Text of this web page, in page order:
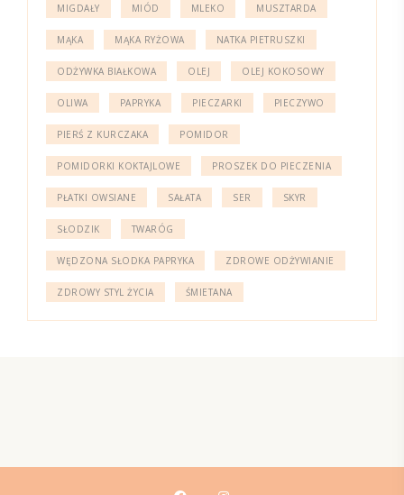
MIGDAŁY MIÓD MLEKO MUSZTARDA
MĄKA MĄKA RYŻOWA NATKA PIETRUSZKI
ODŻYWKA BIAŁKOWA OLEJ OLEJ KOKOSOWY
OLIWA PAPRYKA PIECZARKI PIECZYWO
PIERŚ Z KURCZAKA POMIDOR
POMIDORKI KOKTAJLOWE PROSZEK DO PIECZENIA
PŁATKI OWSIANE SAŁATA SER SKYR
SŁODZIK TWARÓG
WĘDZONA SŁODKA PAPRYKA ZDROWE ODŻYWIANIE
ZDROWY STYL ŻYCIA ŚMIETANA